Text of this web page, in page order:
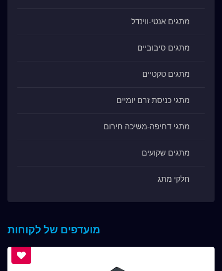
מתגים אנטי-ווינדל
מתגים סיבוביים
מתגים טקטיים
מתגי כניסת זרם יומיים
מתגי דחיפה-משיכה חירום
מתגים שקועים
חלקי מתג
מועדפים של לקוחות